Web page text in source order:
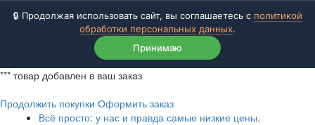
🔒 Продолжая использовать сайт, вы соглашаетесь с политикой
обработки персональных данных.
Принимаю
*** товар добавлен в ваш заказ
Продолжить покупки Оформить заказ
Всё просто: у нас и правда самые низкие цены.